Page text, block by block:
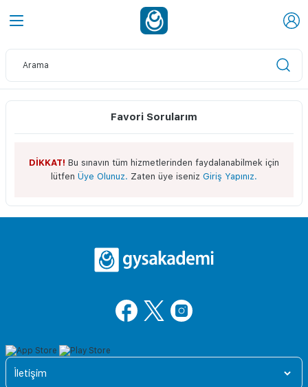
Favori Sorularım
DİKKAT! Bu sınavın tüm hizmetlerinden faydalanabilmek için
lütfen Üye Olunuz. Zaten üye iseniz Giriş Yapınız.
İletişim